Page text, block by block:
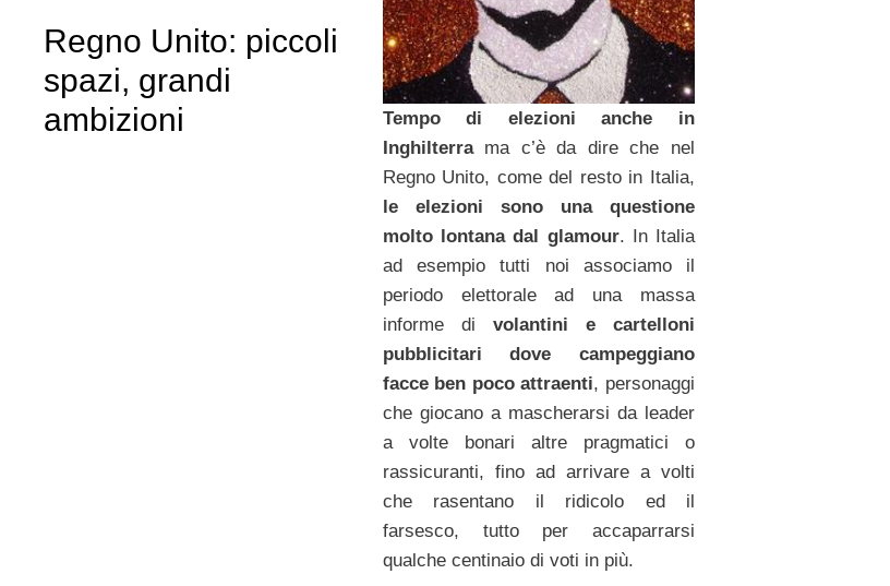
Regno Unito: piccoli
spazi, grandi
ambizioni
Tempo di elezioni anche in
Inghilterra ma c’è da dire che nel
Regno Unito, come del resto in Italia,
le elezioni sono una questione
molto lontana dal glamour. In Italia
ad esempio tutti noi associamo il
periodo elettorale ad una massa
informe di volantini e cartelloni
pubblicitari dove campeggiano
facce ben poco attraenti, personaggi
che giocano a mascherarsi da leader
a volte bonari altre pragmatici o
rassicuranti, fino ad arrivare a volti
che rasentano il ridicolo ed il
farsesco, tutto per accaparrarsi
qualche centinaio di voti in più.